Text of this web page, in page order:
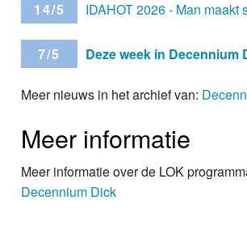
14/5 IDAHOT 2026 - Man maakt
7/5 Deze week in Decennium
Meer nieuws in het archief van:
Meer informatie
Meer informatie over de LOK
Decennium Dick